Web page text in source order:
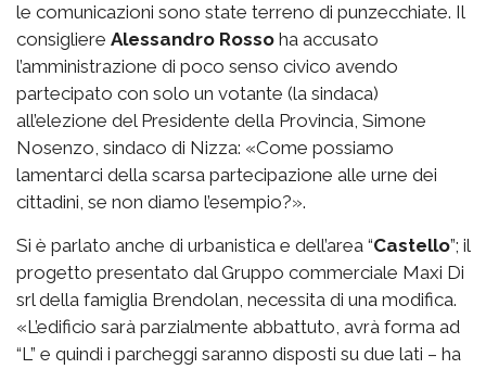
le comunicazioni sono state terreno di punzecchiate. Il
consigliere Alessandro Rosso ha accusato
l’amministrazione di poco senso civico avendo
partecipato con solo un votante (la sindaca)
all’elezione del Presidente della Provincia, Simone
Nosenzo, sindaco di Nizza: «Come possiamo
lamentarci della scarsa partecipazione alle urne dei
cittadini, se non diamo l’esempio?».
Si è parlato anche di urbanistica e dell’area “Castello”; il
progetto presentato dal Gruppo commerciale Maxi Di
srl della famiglia Brendolan, necessita di una modifica.
«L’edificio sarà parzialmente abbattuto, avrà forma ad
“L” e quindi i parcheggi saranno disposti su due lati – ha